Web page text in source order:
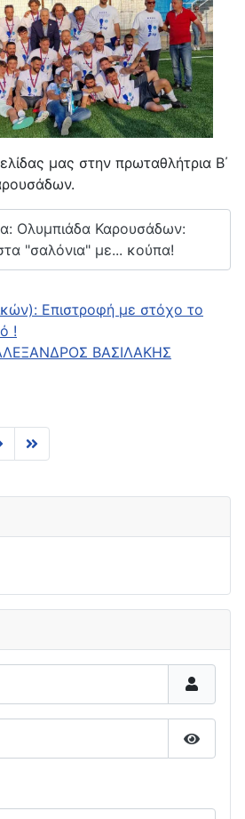
μας στην πρωταθλήτρια Β΄
Ολυμπιάδα Καρουσάδων:
"σαλόνια" με... κούπα!
Επιστροφή με στόχο το
!
ΒΑΣΙΛΑΚΗΣ